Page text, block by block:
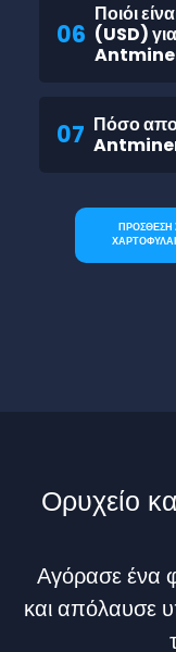
06
Ποιόι
(USD)
07 Πόσο
ΠΡΟΣΘΕΣΗ
Ορυχείο
Αγόρασε ένα
και απόλαυσε